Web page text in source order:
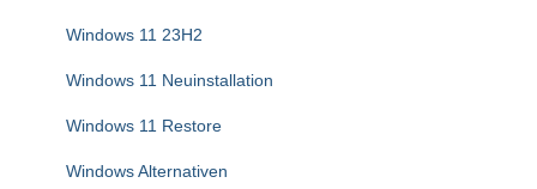
Windows 11 23H2
Windows 11 Neuinstallation
Windows 11 Restore
Windows Alternativen